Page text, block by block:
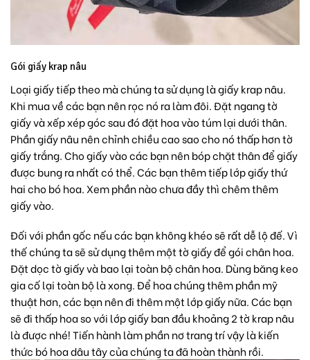
Gói giấy krap nâu
Loại giấy tiếp theo mà chúng ta sử dụng là giấy krap nâu.
Khi mua về các bạn nên rọc nó ra làm đôi. Đặt ngang tờ
giấy và xếp xép góc sau đó đặt hoa vào túm lại dưới thân.
Phần giấy nâu nên chỉnh chiều cao sao cho nó thấp hơn tờ
giấy trắng. Cho giấy vào các bạn nên bóp chặt thân để giấy
được bung ra nhất có thể. Các bạn thêm tiếp lớp giấy thứ
hai cho bó hoa. Xem phần nào chưa đầy thì chêm thêm
giấy vào.
Đối với phần gốc nếu các bạn không khéo sẽ rất dễ lộ đế. Vì
thế chúng ta sẽ sử dụng thêm một tờ giấy để gói chân hoa.
Đặt dọc tờ giấy và bao lại toàn bộ chân hoa. Dùng băng keo
gia cố lại toàn bộ là xong. Để hoa chúng thêm phần mỹ
thuật hơn, các bạn nên đi thêm một lớp giấy nữa. Các bạn
sẽ đi thấp hoa so với lớp giấy ban đầu khoảng 2 tờ krap nâu
là được nhé! Tiến hành làm phần nơ trang trí vậy là kiến
thức bó hoa dâu tây của chúng ta đã hoàn thành rồi.